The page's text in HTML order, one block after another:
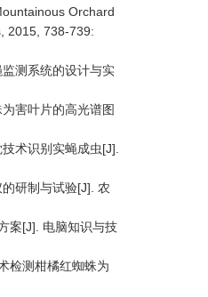
Orchard
2015, 738-739:
测系统的设计与实
害叶片的高光谱图
术识别实蝇成虫[J].
研制与试验[J]. 农
案[J]. 电脑知识与技
检测柑橘红蜘蛛为